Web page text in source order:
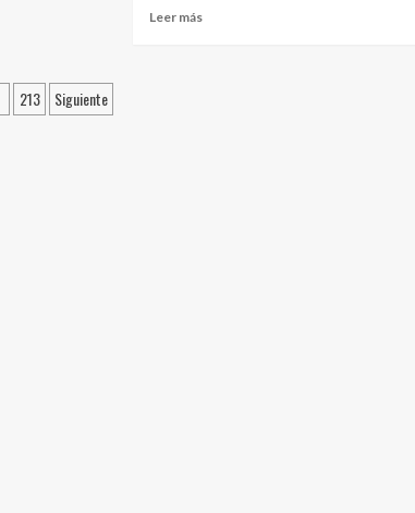
Leer más
213 Siguiente